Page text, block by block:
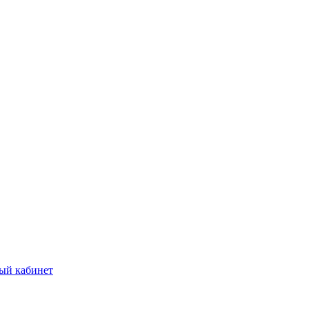
кабинет